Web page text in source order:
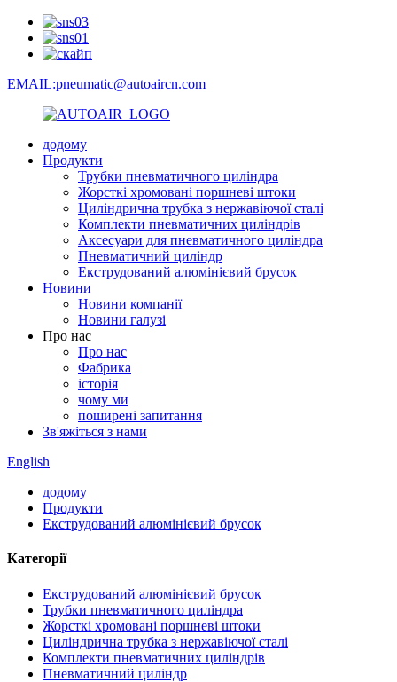
EMAIL:pneumatic@autoaircn.com
додому
Продукти
Трубки пневматичного циліндра
Жорсткі хромовані поршневі штоки
Циліндрична трубка з нержавіючої сталі
Комплекти пневматичних циліндрів
Аксесуари для пневматичного циліндра
Пневматичний циліндр
Екструдований алюмінієвий брусок
Новини
Новини компанії
Новини галузі
Про нас
Про нас
Фабрика
історія
чому ми
поширені запитання
Зв'яжіться з нами
English
додому
Продукти
Екструдований алюмінієвий брусок
Категорії
Екструдований алюмінієвий брусок
Трубки пневматичного циліндра
Жорсткі хромовані поршневі штоки
Циліндрична трубка з нержавіючої сталі
Комплекти пневматичних циліндрів
Пневматичний циліндр